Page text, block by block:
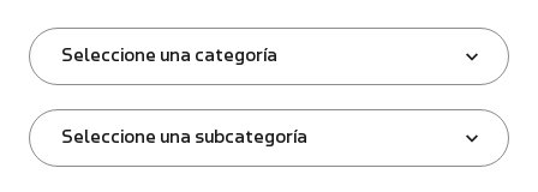
Seleccione una categoría
Seleccione una subcategoría